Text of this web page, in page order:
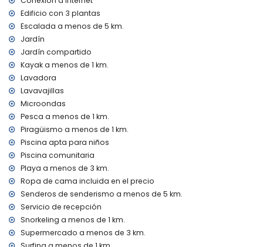
internet (WiFi)
aspiradora y plancha con tabla de planchar
ropa de cama y toallas
servicio de recepción y servicio de emergencia 24 horas
calefacción por aire y aire acondicionado
Instalaciones y servicios con coste extra
cama extra y cuna (bajo demanda)
Entretenimiento y actividades de ocio para sus vacaciones
en Denia, Costa Blanca
bar (a menos de 1000 metros de la casa)
paseo marítimo (Puerto Deportivo) (a menos de 5
kilómetros de la casa)
Lugares de interés y cultura en Denia, Costa Blanca
iglesia (Sant Antoni de Pádua) (a menos de 5 kilómetros
del alojamiento)
museo (Museo Arqueológico de Denia), castillo (Castillo de
Denia), ruina (Torre del Gerro), monumento (Playmobil
Denia), edificio arquitectónico (Ayuntamiento de Denia) y
Edificio con 3 plantas
Escalada a menos de 5 km.
Jardín
Jardín compartido
Kayak a menos de 1 km.
Lavadora
Lavavajillas
Microondas
Pesca a menos de 1 km.
Piragüismo a menos de 1 km.
Piscina apta para niños
Piscina comunitaria
Playa a menos de 3 km.
Ropa de cama incluida en el precio
Senderos de senderismo a menos de 5 km.
Servicio de recepción
Snorkeling a menos de 1 km.
Supermercado a menos de 3 km.